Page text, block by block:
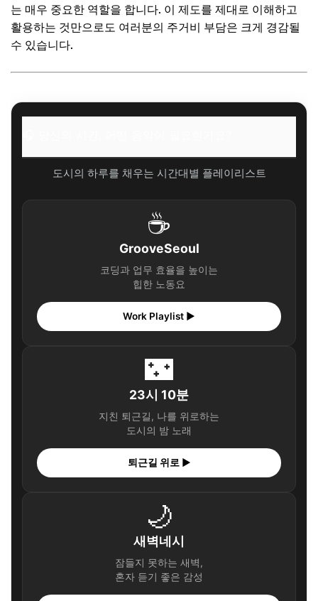
실제 사용자 후기 & 숨겨진 꿀팁
놓치지 마세요! 숨겨진 꿀팁
자주 묻는 질문
Q. 전세 계약 연장 시에도 다시 신청해야 하나요?
🎧 당신의 시간, 어떤 음악이 필요한가요?
현명한 전세 라이프를 위한 마무리 팁
🎧 당신의 시간, 어떤 음악이 필요한가요?
는 매우 중요한 역할을 합니다. 이 제도를 제대로 이해하고
활용하는 것만으로도 여러분의 주거비 부담은 크게 경감될
수 있습니다.
도시의 하루를 채우는 시간대별 플레이리스트
☕
GrooveSeoul
코딩과 업무 효율을 높이는
힙한 노동요
Work Playlist ▶
🌃
23시 10분
지친 퇴근길, 나를 위로하는
도시의 밤 노래
퇴근길 위로 ▶
🌙
새벽네시
잠들지 못하는 새벽,
혼자 듣기 좋은 감성